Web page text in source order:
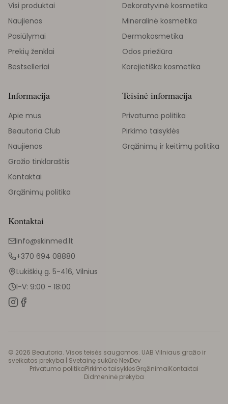
Visi produktai
Naujienos
Pasiūlymai
Prekių ženklai
Bestselleriai
Dekoratyvinė kosmetika
Mineralinė kosmetika
Dermokosmetika
Odos priežiūra
Korejietiška kosmetika
Informacija
Apie mus
Beautoria Club
Naujienos
Grožio tinklaraštis
Kontaktai
Grąžinimų politika
Teisinė informacija
Privatumo politika
Pirkimo taisyklės
Grąžinimų ir keitimų politika
Kontaktai
info@skinmed.lt
+370 694 08880
Lukiškių g. 5-416, Vilnius
I-V: 9:00 - 18:00
© 2026 Beautoria. Visos teisės saugomos. UAB Vilniaus grožio ir
sveikatos prekyba | Svetainę sukūrė NexDev
Privatumo politikaPirkimo taisyklėsGrąžinimaiKontaktai
Didmeninė prekyba